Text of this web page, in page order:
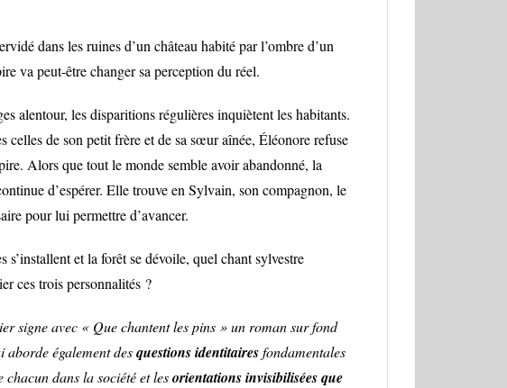
dans les ruines d’un château habité par l’ombre d’un
va peut-être changer sa perception du réel.
alentour, les disparitions régulières inquiètent les habitants.
celles de son petit frère et de sa sœur aînée, Éléonore refuse
Alors que tout le monde semble avoir abandonné, la
d’espérer. Elle trouve en Sylvain, son compagnon, le
pour lui permettre d’avancer.
s’installent et la forêt se dévoile, quel chant sylvestre
ces trois personnalités ?
signe avec « Que chantent les pins » un roman sur fond
aborde également desquestions identitairesfondamentales
chacun dans la société et lesorientations invisibilisées que